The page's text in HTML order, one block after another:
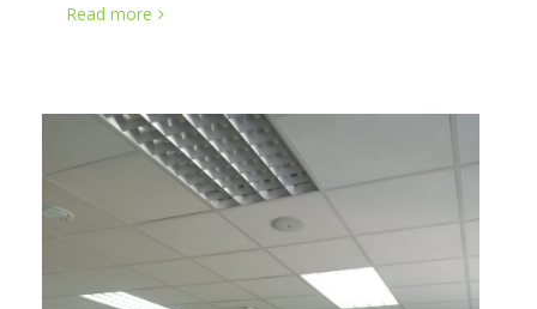
Read more